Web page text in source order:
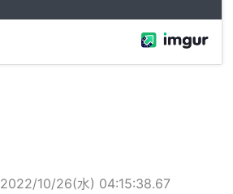
2022/10/26(水) 04:15:38.67